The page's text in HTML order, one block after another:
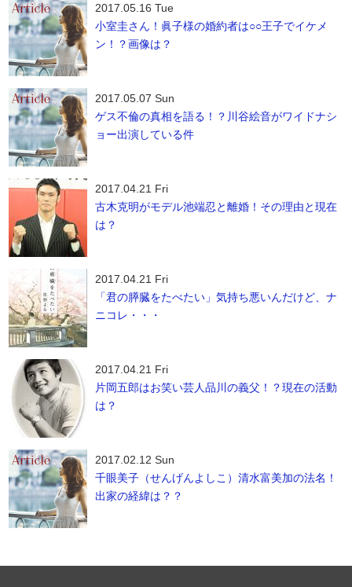
2017.05.16 Tue
小室圭さん！眞子様の婚約者は○○王子でイケメ
ン！？画像は？
2017.05.07 Sun
ゲス不倫の真相を語る！？川谷絵音がワイドナシ
ョー出演している件
2017.04.21 Fri
古木克明がモデル池端忍と離婚！その理由と現在
は？
2017.04.21 Fri
「君の膵臓をたべたい」気持ち悪いんだけど、ナ
ニコレ・・・
2017.04.21 Fri
片岡五郎はお笑い芸人品川の義父！？現在の活動
は？
2017.02.12 Sun
千眼美子（せんげんよしこ）清水富美加の法名！
出家の経緯は？？